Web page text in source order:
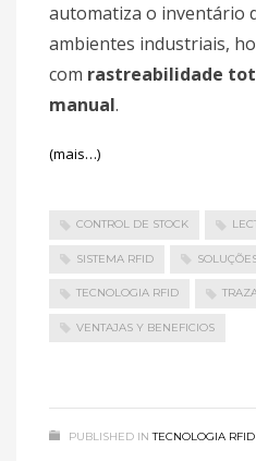
automatiza o inventário
ambientes industriais,
com rastreabilidade
manual.
(mais…)
CONTROL DE STOCK
SISTEMA RFID
TECNOLOGIA RFID
VENTAJAS Y BENEFICIOS
PUBLISHED IN TECNOLOGIA RFID